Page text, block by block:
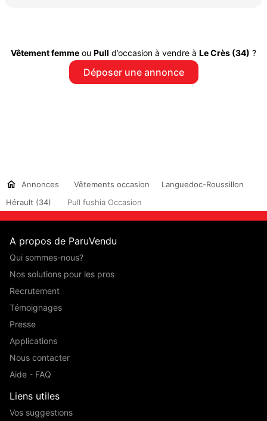
Vêtement femme ou Pull d’occasion à vendre à Le Crès (34) ?
Déposer une annonce
Annonces Vêtements occasion
Languedoc-Roussillon
Hérault (34)
Pull fushia Occasion
A propos de ParuVendu
Qui sommes-nous?
Nos solutions pour les pros
Recrutement
Témoignages
Presse
Applications
Nous contacter
Aide - FAQ
Liens utiles
Vos suggestions